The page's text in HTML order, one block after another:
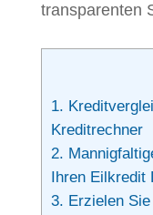
transparenten
1.
Kreditrechner
2.
Ihren Eilkredit
3. Erzielen